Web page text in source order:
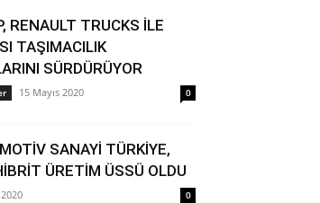
RENAULT TRUCKS İLE
TAŞIMACILIK
SÜRDÜRÜYOR
15 Mayıs 2020 0
SANAYİ TÜRKİYE,
ÜRETİM ÜSSÜ OLDU
0